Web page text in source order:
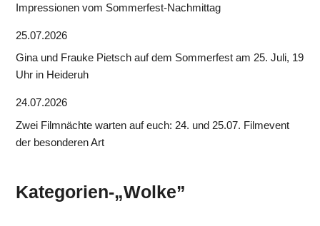
Impressionen vom Sommerfest-Nachmittag
25.07.2026
Gina und Frauke Pietsch auf dem Sommerfest am 25. Juli, 19
Uhr in Heideruh
24.07.2026
Zwei Filmnächte warten auf euch: 24. und 25.07. Filmevent
der besonderen Art
Kategorien-„Wolke”